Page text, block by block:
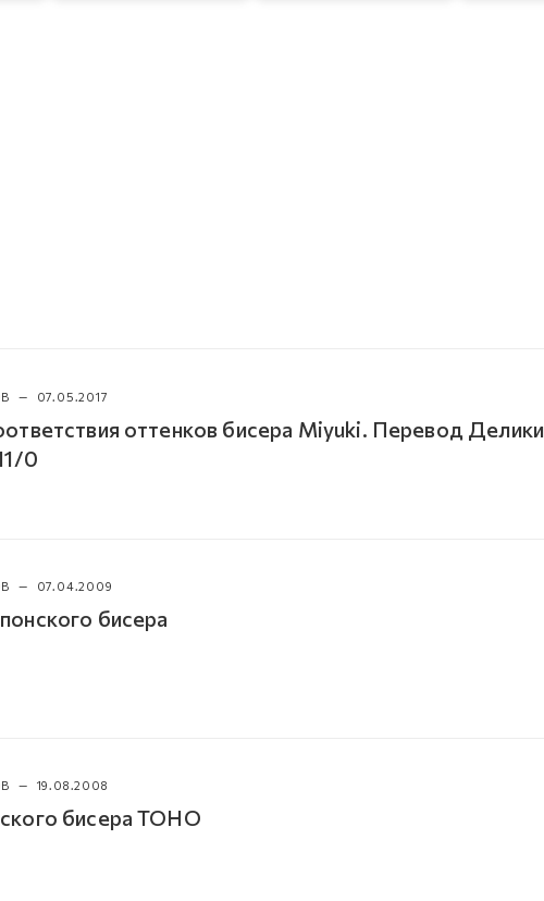
— 07.05.2017
оттенков бисера Miyuki. Перевод Делики
0
— 07.04.2009
бисера
— 19.08.2008
бисера TOHO